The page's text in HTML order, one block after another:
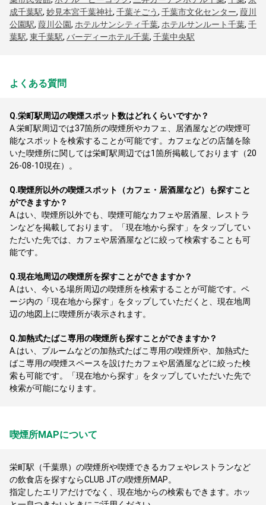
成千葉駅, 妙見本宮千葉神社, 千葉そごう, 千葉市文化センター, 葭川
公園駅, 葭川公園, ホテルサンシティ千葉, ホテルサンルート千葉, 千
葉駅, 東千葉駅, バーディーホテル千葉, 千葉中央駅
よくある質問
Q.栄町駅周辺の喫煙スポット数はどれくらいですか？
A.栄町駅周辺では37箇所の喫煙所やカフェ、居酒屋などの喫煙可
能なスポットを検索することが可能です。カフェなどの店舗を除
いた喫煙所に関しては栄町駅周辺では1箇所掲載しております（20
26-08-10現在）。
Q.喫煙所以外の喫煙スポット（カフェ・居酒屋など）も探すこと
ができますか？
A. はい、喫煙所以外でも、喫煙可能なカフェや居酒屋、レストラ
ンなどを掲載しております。「現在地から探す」をタップしてい
ただいた先では、カフェや居酒屋などに絞って検索することも可
能です。
Q.現在地周辺の喫煙所を探すことができますか？
A. はい、今いる場所周辺の喫煙所を検索することが可能です。ペ
ージ内の「現在地から探す」をタップしていただくと、現在地周
辺の地図上に喫煙所が表示されます。
Q.加熱式たばこ専用の喫煙所も探すことができますか？
A. はい、プルームなどの加熱式たばこ専用の喫煙所や、加熱式た
ばこ専用の喫煙スペースを設けたカフェや居酒屋などに絞った検
索も可能です。「現在地から探す」をタップしていただいた先で
検索が可能になります。
喫煙所MAPについて
栄町駅（千葉県）の喫煙所や喫煙できるカフェやレストランなど
の飲食店を探すならCLUB JTの喫煙所MAP。
指定したエリアだけでなく、現在地からの検索もできます。ホッ